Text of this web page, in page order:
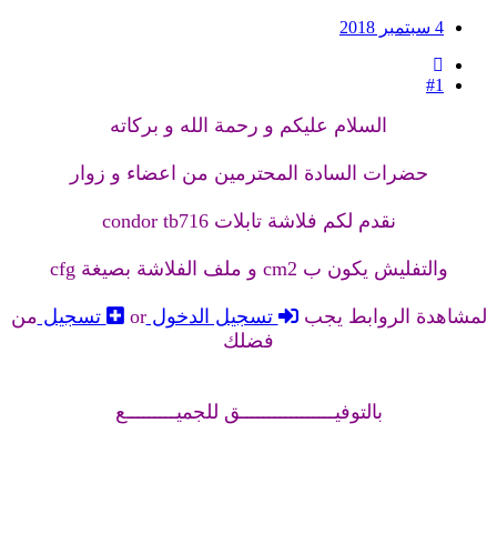
4 سبتمبر 2018
#1
السلام عليكم و رحمة الله و بركاته
حضرات السادة المحترمين من اعضاء و زوار
نقدم لكم فلاشة تابلات condor tb716
والتفليش يكون ب cm2 و ملف الفلاشة بصيغة cfg
لمشاهدة الروابط يجب تسجيل الدخولor تسجيل من
فضلك
بالتوفيـــــــــــــــــق للجميـــــــــع